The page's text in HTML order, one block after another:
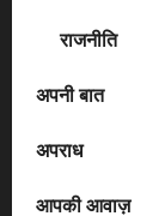
राजनीति
अपनी बात
अपराध
आपकी आवाज़